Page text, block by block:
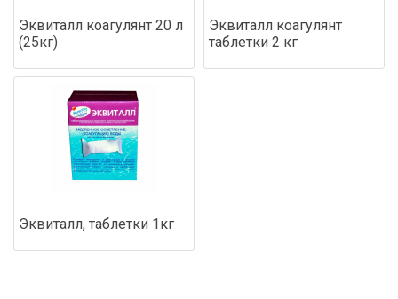
Эквиталл коагулянт 20 л
(25кг)
Эквиталл коагулянт
таблетки 2 кг
Эквиталл, таблетки 1кг